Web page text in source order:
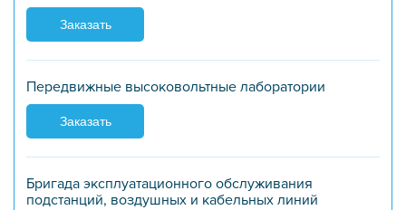
Заказать
Передвижные высоковольтные лаборатории
Заказать
Бригада эксплуатационного обслуживания
подстанций, воздушных и кабельных линий